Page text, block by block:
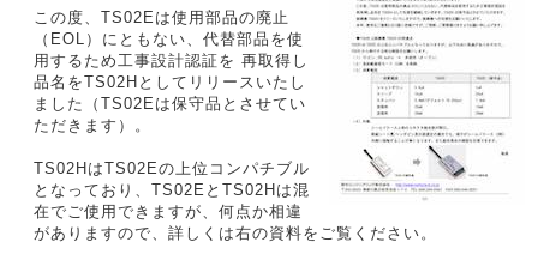
この度、TS02Eは使用部品の廃止
（EOL）にともない、代替部品を使
用するため工事設計認証を 再取得し
品名をTS02Hとしてリリースいたし
ました（TS02Eは保守品とさせてい
ただきます）。
TS02HはTS02Eの上位コンパチブル
となっており、TS02EとTS02Hは混
在でご使用できますが、何点か相違
がありますので、詳しくは右の資料をご覧ください。